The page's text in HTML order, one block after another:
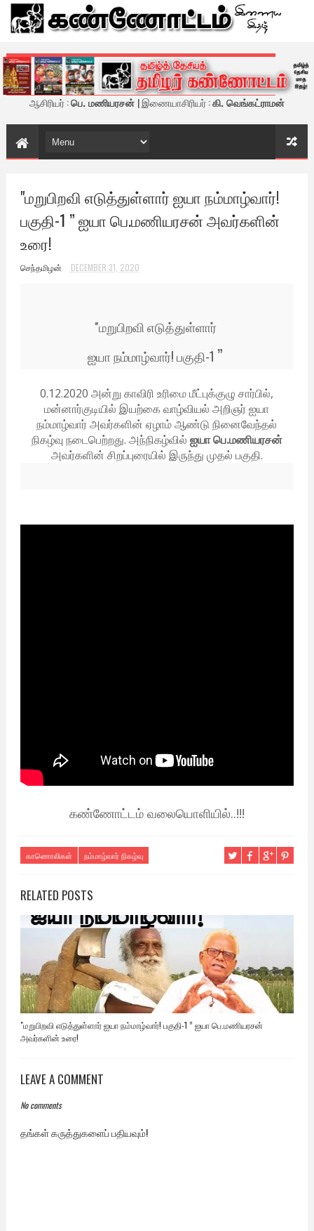
கண்ணோட்டம் - இணைய இதழ்
ஆசிரியர் :பெ. மணியரசன் | இணையாசிரியர் :கி. வெங்கட்ராமன்
"மறுபிறவி எடுத்துள்ளார் ஐயா நம்மாழ்வார்!
பகுதி-1 ” ஐயா பெ.மணியரசன் அவர்களின்
உரை!
செந்தமிழன் DECEMBER 31, 2020
"மறுபிறவி எடுத்துள்ளார்
ஐயா நம்மாழ்வார்! பகுதி-1 ”
0.12.2020 அன்று காவிரி உரிமை மீட்புக்குழு சார்பில்,
மன்னார்குடியில் இயற்கை வாழ்வியல் அறிஞர் ஐயா
நம்மாழ்வார் அவர்களின் ஏழாம் ஆண்டு நினைவேந்தல்
நிகழ்வு நடைபெற்றது. அந்நிகழ்வில் ஐயா பெ.மணியரசன்
அவர்களின் சிறப்புரையில் இருந்து முதல் பகுதி.
கண்ணோட்டம் வலையொளியில்..!!!
காணொலிகள் நம்மாழ்வார் நிகழ்வு
RELATED POSTS
"மறுபிறவி எடுத்துள்ளார் ஐயா நம்மாழ்வார்! பகுதி-1 ” ஐயா பெ.மணியரசன்
அவர்களின் உரை!
LEAVE A COMMENT
No comments
தங்கள் கருத்துகளைப் பதியவும்!